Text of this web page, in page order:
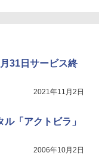
31日サービス終
2021年11月2日
「アクトビラ」
2006年10月2日